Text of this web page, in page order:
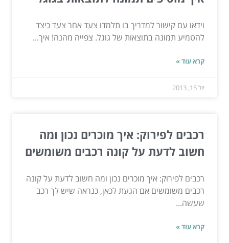
וידאו עם קישור למדריך בו תלמדו צעד אחר צעד כיצד
להטמיע תמונה בתוצאות של גוגל. צפייה מהנה! איך...
קרא עוד »
יול 15, 2013
רכבים לפירוק: איך מוכרים נכון ומה
חשוב לדעת על קונה רכבים משומשים
רכבים לפירוק: איך מוכרים נכון ומה חשוב לדעת על קונה
רכבים משומשים אם הגעת לכאן, כנראה שיש לך רכב
שעשה...
קרא עוד »